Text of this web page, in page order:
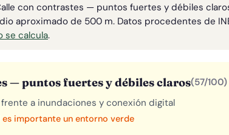
con contrastes — puntos fuertes y débiles
aproximado de 500 m. Datos procedentes de
se calcula.
— puntos fuertes y débiles claros(57/100)
a inundaciones y conexión digital
importante un entorno verde